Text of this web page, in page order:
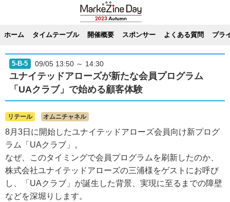
ホーム タイムテーブル 開催概要 スポンサー よくある質問 プラ
5-B-5 09/05 13:50 ～ 14:30
ユナイテッドアローズが新たな会員プログラム
「UAクラブ」で始める顧客体験
リテール オムニチャネル
8月3日に開始したユナイテッドアローズ会員向け新プログ
ラム「UAクラブ」。
なぜ、このタイミングで会員プログラムを刷新したのか、
株式会社ユナイテッドアローズの三浦様をゲストにお呼び
し、「UAクラブ」が誕生した背景、実現に至るまでの障壁
などを深堀りします。